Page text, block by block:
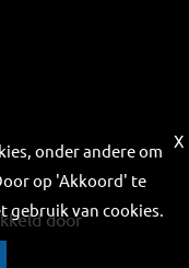
door
onder andere om
op 'Akkoord' te
gebruik van cookies.
X